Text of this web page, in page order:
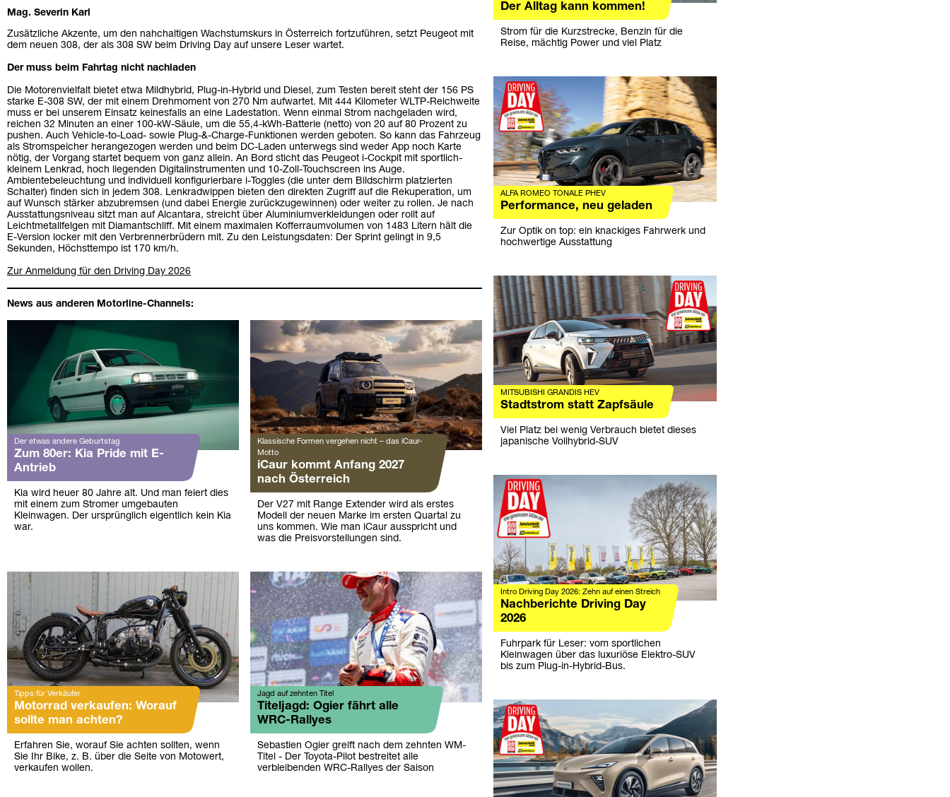
Mag. Severin Karl
Zusätzliche Akzente, um den nahchaltigen Wachstumskurs in Österreich fortzuführen, setzt Peugeot mit
dem neuen 308, der als 308 SW beim Driving Day auf unsere Leser wartet.
Der muss beim Fahrtag nicht nachladen
Die Motorenvielfalt bietet etwa Mildhybrid, Plug-in-Hybrid und Diesel, zum Testen bereit steht der 156 PS
starke E-308 SW, der mit einem Drehmoment von 270 Nm aufwartet. Mit 444 Kilometer WLTP-Reichweite
muss er bei unserem Einsatz keinesfalls an eine Ladestation. Wenn einmal Strom nachgeladen wird,
reichen 32 Minuten an einer 100-kW-Säule, um die 55,4-kWh-Batterie (netto) von 20 auf 80 Prozent zu
pushen. Auch Vehicle-to-Load- sowie Plug-&-Charge-Funktionen werden geboten. So kann das Fahrzeug
als Stromspeicher herangezogen werden und beim DC-Laden unterwegs sind weder App noch Karte
nötig, der Vorgang startet bequem von ganz allein. An Bord sticht das Peugeot i-Cockpit mit sportlich-
kleinem Lenkrad, hoch liegenden Digitalinstrumenten und 10-Zoll-Touchscreen ins Auge.
Ambientebeleuchtung und individuell konfigurierbare i-Toggles (die unter dem Bildschirm platzierten
Schalter) finden sich in jedem 308. Lenkradwippen bieten den direkten Zugriff auf die Rekuperation, um
auf Wunsch stärker abzubremsen (und dabei Energie zurückzugewinnen) oder weiter zu rollen. Je nach
Ausstattungsniveau sitzt man auf Alcantara, streicht über Aluminiumverkleidungen oder rollt auf
Leichtmetallfelgen mit Diamantschliff. Mit einem maximalen Kofferraumvolumen von 1483 Litern hält die
E-Version locker mit den Verbrennerbrüdern mit. Zu den Leistungsdaten: Der Sprint gelingt in 9,5
Sekunden, Höchsttempo ist 170 km/h.
Zur Anmeldung für den Driving Day 2026
News aus anderen Motorline-Channels:
Der etwas andere Geburtstag
Zum 80er: Kia Pride mit E-
Antrieb
Kia wird heuer 80 Jahre alt. Und man feiert dies
mit einem zum Stromer umgebauten
Kleinwagen. Der ursprünglich eigentlich kein Kia
war.
Klassische Formen vergehen nicht – das iCaur-
Motto
iCaur kommt Anfang 2027
nach Österreich
Der V27 mit Range Extender wird als erstes
Modell der neuen Marke im ersten Quartal zu
uns kommen. Wie man iCaur ausspricht und
was die Preisvorstellungen sind.
Tipps für Verkäufer
Motorrad verkaufen: Worauf
sollte man achten?
Erfahren Sie, worauf Sie achten sollten, wenn
Sie Ihr Bike, z. B. über die Seite von Motowert,
verkaufen wollen.
Jagd auf zehnten Titel
Titeljagd: Ogier fährt alle
WRC-Rallyes
Sebastien Ogier greift nach dem zehnten WM-
Titel - Der Toyota-Pilot bestreitet alle
verbleibenden WRC-Rallyes der Saison
Der Alltag kann kommen!
Strom für die Kurzstrecke, Benzin für die
Reise, mächtig Power und viel Platz
ALFA ROMEO TONALE PHEV
Performance, neu geladen
Zur Optik on top: ein knackiges Fahrwerk und
hochwertige Ausstattung
MITSUBISHI GRANDIS HEV
Stadtstrom statt Zapfsäule
Viel Platz bei wenig Verbrauch bietet dieses
japanische Vollhybrid-SUV
Intro Driving Day 2026: Zehn auf einen Streich
Nachberichte Driving Day
2026
Fuhrpark für Leser: vom sportlichen
Kleinwagen über das luxuriöse Elektro-SUV
bis zum Plug-in-Hybrid-Bus.